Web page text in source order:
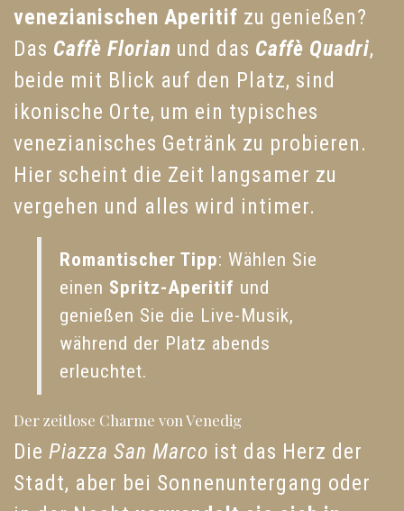
venezianischen Aperitif zu genießen?
Das Caffè Florian und das Caffè Quadri,
beide mit Blick auf den Platz, sind
ikonische Orte, um ein typisches
venezianisches Getränk zu probieren.
Hier scheint die Zeit langsamer zu
vergehen und alles wird intimer.
Romantischer Tipp: Wählen Sie
einen Spritz-Aperitif und
genießen Sie die Live-Musik,
während der Platz abends
erleuchtet.
Der zeitlose Charme von Venedig
Die Piazza San Marco ist das Herz der
Stadt, aber bei Sonnenuntergang oder